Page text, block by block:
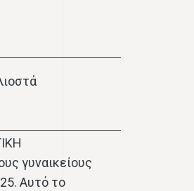
γυναικείους
Αυτό το